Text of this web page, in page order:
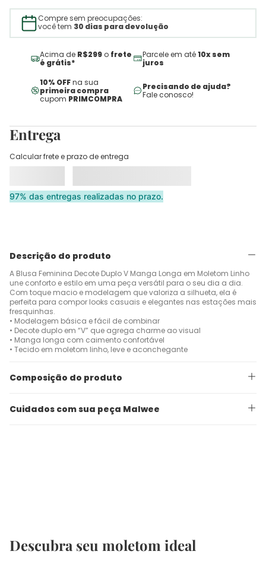
Compre sem preocupações:
você tem 30 dias para devolução
Acima de R$299 o frete
é grátis*
Parcele em até10x sem
juros
10% OFFna sua
primeira compra
cupom PRIMCOMPRA
Precisando de ajuda?
Fale conosco!
Entrega
Calcular frete e prazo de entrega
97% das entregas realizadas no prazo.
Descrição do produto
A Blusa Feminina Decote Duplo V Manga Longa em Moletom Linho
une conforto e estilo em uma peça versátil para o seu dia a dia.
Com toque macio e modelagem que valoriza a silhueta, ela é
perfeita para compor looks casuais e elegantes nas estações mais
fresquinhas.
• Modelagem básica e fácil de combinar
• Decote duplo em “V” que agrega charme ao visual
• Manga longa com caimento confortável
• Tecido em moletom linho, leve e aconchegante
Composição do produto
Cuidados com sua peça Malwee
Descubra seu moletom ideal